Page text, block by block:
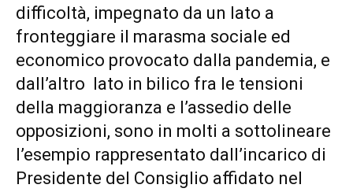
difficoltà, impegnato da un lato a
fronteggiare il marasma sociale ed
economico provocato dalla pandemia, e
dall’altro lato in bilico fra le tensioni
della maggioranza e l’assedio delle
opposizioni, sono in molti a sottolineare
l’esempio rappresentato dall’incarico di
Presidente del Consiglio affidato nel